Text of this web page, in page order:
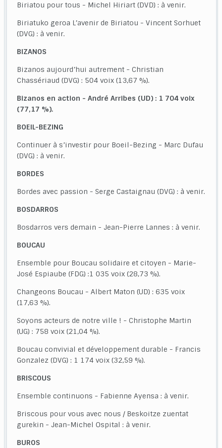
Biriatou pour tous - Michel Hiriart (DVD) : à venir.
Biriatuko geroa L’avenir de Biriatou - Vincent Sorhuet
(DVG) : à venir.
BIZANOS
Bizanos aujourd’hui autrement - Christian
Chassériaud (DVG) : 504 voix (13,67 %).
Bizanos en action - André Arribes (UD) : 1 704 voix
(77,17 %).
BOEIL-BEZING
Continuer à s’investir pour Boeil-Bezing - Marc Dufau
(DVG) : à venir.
BORDES
Bordes avec passion - Serge Castaignau (DVG) : à venir.
BOSDARROS
Bosdarros vers demain - Jean-Pierre Lannes : à venir.
BOUCAU
Ensemble pour Boucau solidaire et citoyen - Marie-
José Espiaube (FDG) :1 035 voix (28,73 %).
Changeons Boucau - Albert Maton (UD) : 635 voix
(17,63 %).
Soyons acteurs de notre ville ! - Christophe Martin
(UG) : 758 voix (21,04 %).
Boucau convivial et développement durable - Francis
Gonzalez (DVG) : 1 174 voix (32,59 %).
BRISCOUS
Ensemble continuons - Fabienne Ayensa : à venir.
Briscous pour vous avec nous / Beskoitze zuentat
gurekin - Jean-Michel Ospital : à venir.
BUROS